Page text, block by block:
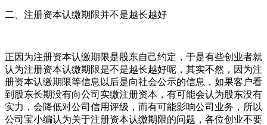
二、注册资本认缴期限并不是越长越好
正因为注册资本认缴期限是股东自己约定，于是有些创业者就
认为注册资本认缴期限是不是越长越好呢，其实不然，因为注
册资本认缴期限等信息以后是向社会公示的信息，如果客户看
到股东长期没有向公司实缴注册资本，有可能会认为股东没有
实力，会降低对公司信用评级，而有可能影响公司业务，所以
公司宝小编认为关于注册资本认缴期限的问题，各位创业不要